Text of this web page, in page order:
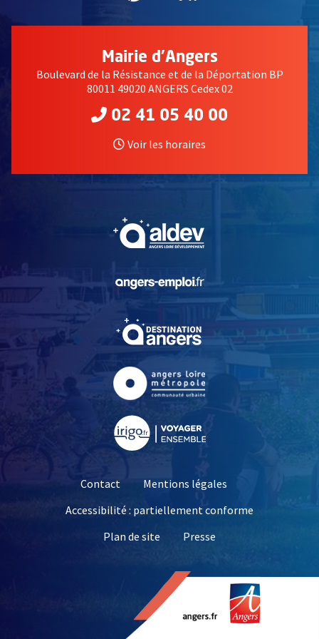
Mairie d'Angers
Boulevard de la Résistance et de la Déportation BP
80011 49020 ANGERS Cedex 02
02 41 05 40 00
Voir les horaires
, Ouvre une nouvelle
, Ouvre une nouvelle
Contact
Mentions légales
Accessibilité : partiellement conforme
Plan de site
Presse